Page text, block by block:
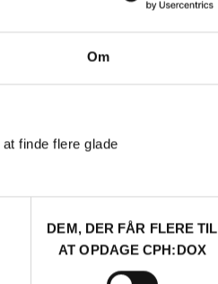
Om
finde flere glade
DEM, DER FÅR FLERE TIL
AT OPDAGE CPH:DOX
indigenous people.
PROFESSIONALS
Attend
SCHEDULE CPH:INDUSTRY
Submit
FAQ Industry